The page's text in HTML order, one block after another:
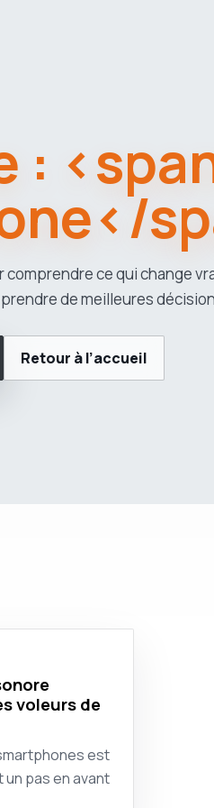
:
ce qui change
de meilleures
Retour à l’accueil
voleurs de
est
un pas en avant